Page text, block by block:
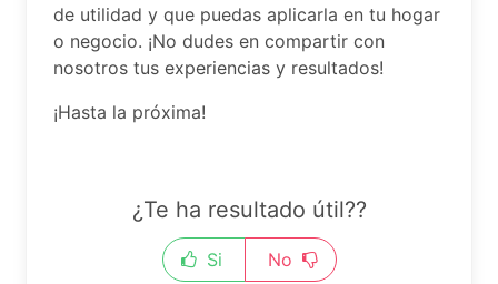
de utilidad y que puedas aplicarla en tu hogar
o negocio. ¡No dudes en compartir con
nosotros tus experiencias y resultados!
¡Hasta la próxima!
¿Te ha resultado útil??
Si No